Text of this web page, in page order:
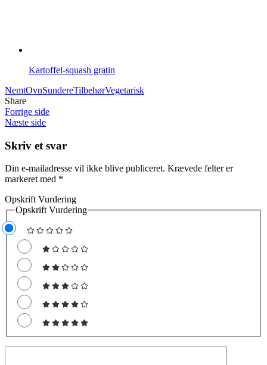
Kartoffel-squash gratin
NemtOvnSundereTilbehørVegetarisk
Share
Forrige side
Næste side
Skriv et svar
Din e-mailadresse vil ikke blive publiceret. Krævede felter er
markeret med *
Opskrift Vurdering
Opskrift Vurdering